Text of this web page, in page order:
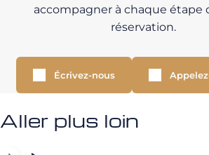
accompagner à chaque étape
réservation.
Écrivez-nous
Aller plus loin